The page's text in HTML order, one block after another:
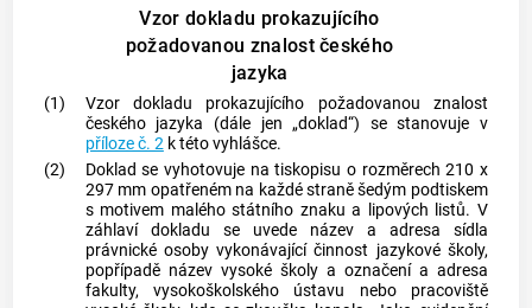
Vzor dokladu prokazujícího
požadovanou znalost českého
jazyka
(1)
Vzor dokladu prokazujícího požadovanou znalost
českého jazyka (dále jen „doklad“) se stanovuje v
příloze č. 2k této vyhlášce.
(2)
Doklad se vyhotovuje na tiskopisu o rozměrech 210 x
297 mm opatřeném na každé straně šedým podtiskem
s motivem malého státního znaku a lipových listů. V
záhlaví dokladu se uvede název a adresa sídla
právnické osoby vykonávající činnost jazykové školy,
popřípadě název vysoké školy a označení a adresa
fakulty, vysokoškolského ústavu nebo pracoviště